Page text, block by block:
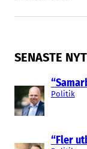
SENASTE
Politik
“Fler